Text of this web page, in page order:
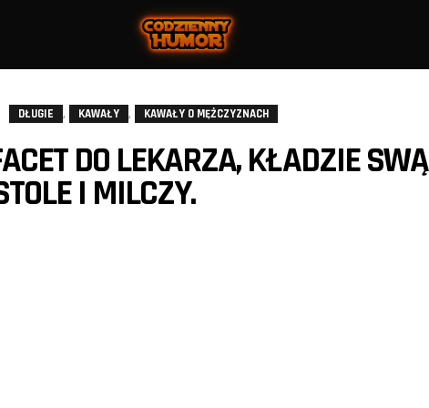
DŁUGIE , KAWAŁY , KAWAŁY O MĘŻCZYZNACH
DO LEKARZA, KŁADZIE SWĄ
I MILCZY.